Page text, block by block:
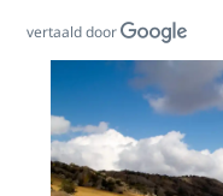
vertaald door